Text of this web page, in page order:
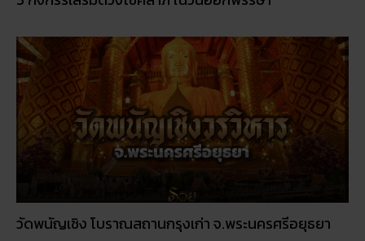
วัดพนัญเชิง โบราณสถานกรุงเก่า จ.พระนครศรีอยุธยา